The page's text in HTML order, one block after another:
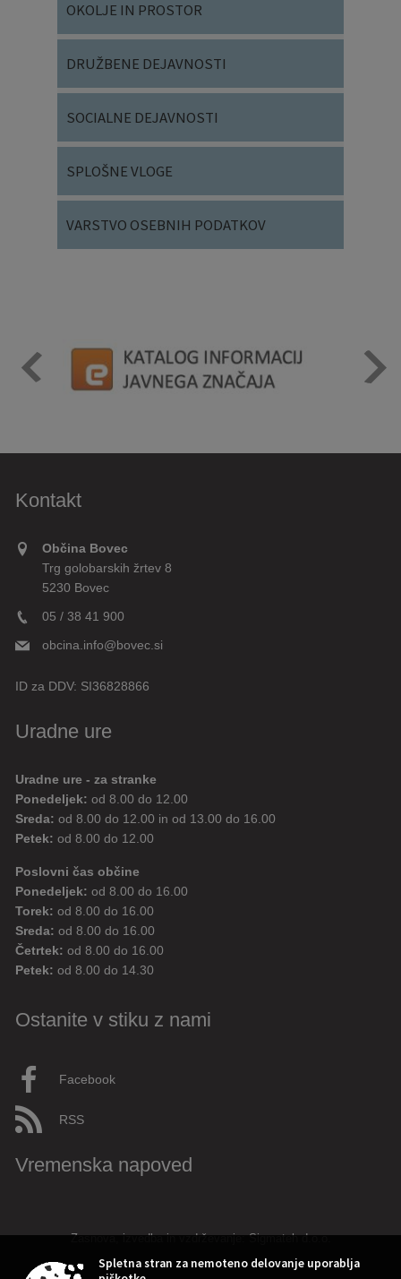
OKOLJE IN PROSTOR
DRUŽBENE DEJAVNOSTI
SOCIALNE DEJAVNOSTI
SPLOŠNE VLOGE
VARSTVO OSEBNIH PODATKOV
Kontakt
Občina Bovec
Trg golobarskih žrtev 8
5230 Bovec
05 / 38 41 900
obcina.info@bovec.si
ID za DDV: SI36828866
Uradne ure
Uradne ure - za stranke
Ponedeljek: od 8.00 do 12.00
Sreda: od 8.00 do 12.00 in od 13.00 do 16.00
Petek: od 8.00 do 12.00
Poslovni čas občine
Ponedeljek: od 8.00 do 16.00
Torek: od 8.00 do 16.00
Sreda: od 8.00 do 16.00
Četrtek: od 8.00 do 16.00
Petek: od 8.00 do 14.30
Ostanite v stiku z nami
Facebook
RSS
Vremenska napoved
Spletna stran za nemoteno delovanje uporablja